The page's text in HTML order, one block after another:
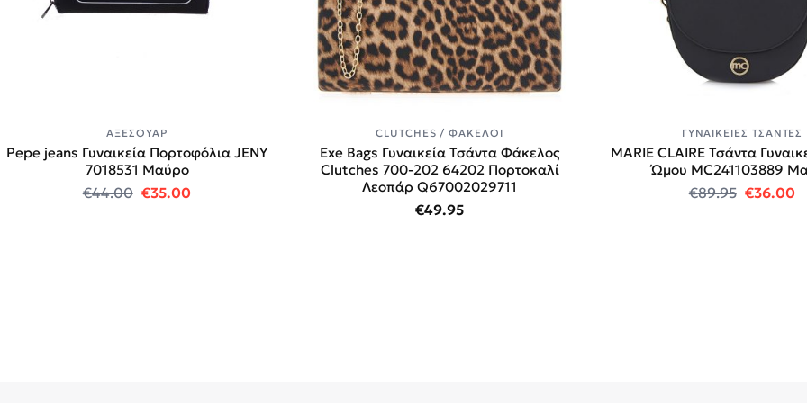
ΑΞΕΣΟΥΆΡ
Pepe jeans Γυναικεία Πορτοφόλια JENY
7018531 Μαύρο
€44.00 Original price was: €44.00.
€35.00Η τρέχουσα τιμή είναι: €35.00.
CLUTCHES / ΦΆΚΕΛΟΙ
Exe Bags Γυναικεία Τσάντα Φάκελος
Clutches 700-202 64202 Πορτοκαλί
Λεοπάρ Q67002029711
€49.95
ΓΥΝΑΙΚΕΊΕΣ ΤΣΆΝΤΕΣ
MARIE CLAIRE Τσάντα
Ώμου MC241103889
€89.95 Original
€36.00Η